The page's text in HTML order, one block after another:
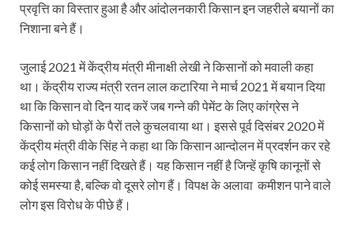
प्रवृत्ति का विस्तार हुआ है और आंदोलनकारी किसान इन जहरीले बयानों का
निशाना बने हैं।
जुलाई 2021 में केंद्रीय मंत्री मीनाक्षी लेखी ने किसानों को मवाली कहा
था। केंद्रीय राज्य मंत्री रतन लाल कटारिया ने मार्च 2021 में बयान दिया
था कि किसान वो दिन याद करें जब गन्ने की पेमेंट के लिए कांग्रेस ने
किसानों को घोड़ों के पैरों तले कुचलवाया था। इससे पूर्व दिसंबर 2020 में
केंद्रीय मंत्री वीके सिंह ने कहा था कि किसान आन्दोलन में प्रदर्शन कर रहे
कई लोग किसान नहीं दिखते हैं। यह किसान नहीं है जिन्हें कृषि कानूनों से
कोई समस्या है, बल्कि वो दूसरे लोग हैं। विपक्ष के अलावा कमीशन पाने वाले
लोग इस विरोध के पीछे हैं।